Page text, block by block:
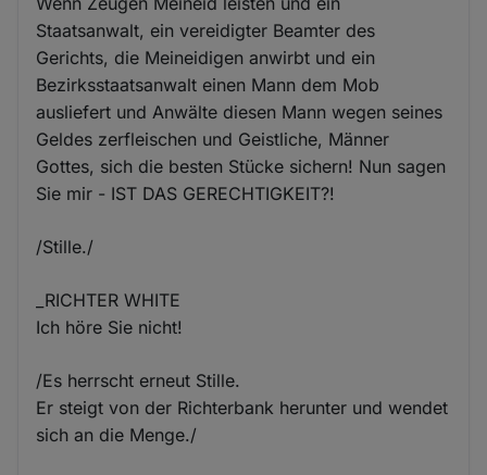
Staatsanwalt, ein vereidigter Beamter des
Gerichts, die Meineidigen anwirbt und ein
Bezirksstaatsanwalt einen Mann dem Mob
ausliefert und Anwälte diesen Mann wegen seines
Geldes zerfleischen und Geistliche, Männer
Gottes, sich die besten Stücke sichern! Nun sagen
Sie mir - IST DAS GERECHTIGKEIT?!
/Stille./
_RICHTER WHITE
Ich höre Sie nicht!
/Es herrscht erneut Stille.
Er steigt von der Richterbank herunter und wendet
sich an die Menge./